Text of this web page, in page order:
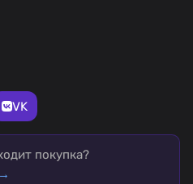
VK
покупка?